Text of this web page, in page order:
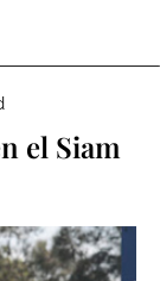
el Siam